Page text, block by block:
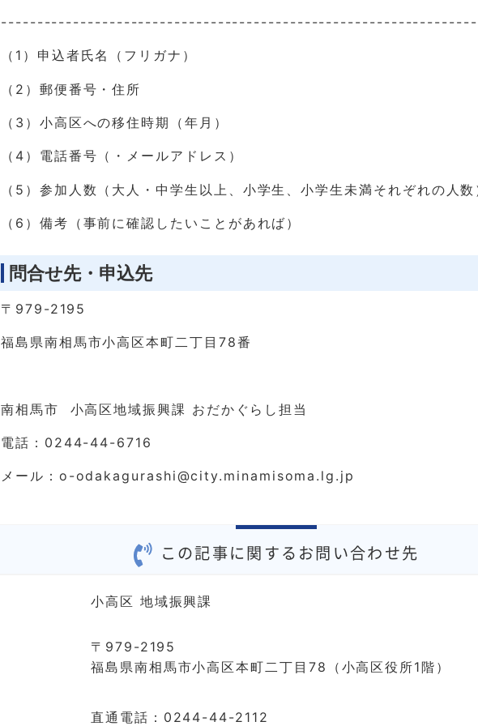
（1）申込者氏名（フリガナ）
（2）郵便番号・住所
（3）小高区への移住時期（年月）
（4）電話番号（・メールアドレス）
（5）参加人数（大人・中学生以上、小学生、小学生未満それぞれの人
（6）備考（事前に確認したいことがあれば）
問合せ先・申込先
〒979-2195
福島県南相馬市小高区本町二丁目78番
南相馬市 小高区地域振興課 おだかぐらし担当
電話：0244-44-6716
メール：o-odakagurashi@city.minamisoma.lg.jp
この記事に関するお問い合わせ先
小高区 地域振興課
〒979-2195
福島県南相馬市小高区本町二丁目78（小高区役所1階）
直通電話：0244-44-2112